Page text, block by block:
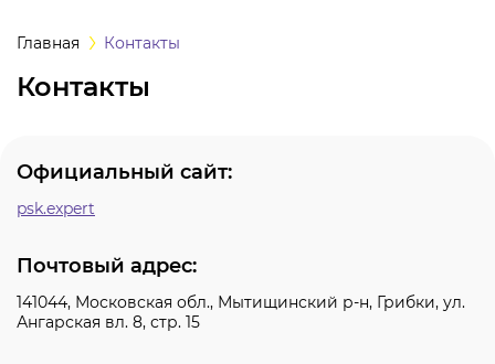
одежда
одежда
одежда
Главная Контакты
Контакты
Официальный сайт:
psk.expert
Почтовый адрес:
141044, Московская обл., Мытищинский р-н, Грибки, ул.
Ангарская вл. 8, стр. 15